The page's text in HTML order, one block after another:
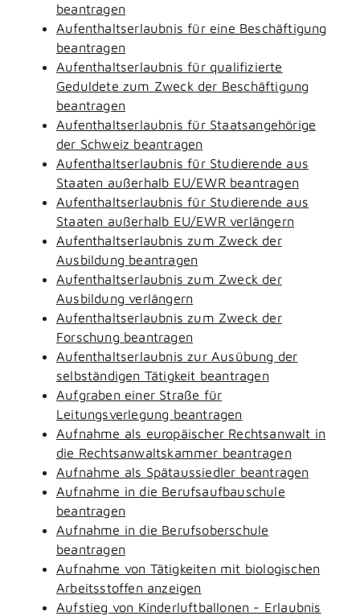
beantragen
Aufenthaltserlaubnis für eine Beschäftigung
beantragen
Aufenthaltserlaubnis für qualifizierte
Geduldete zum Zweck der Beschäftigung
beantragen
Aufenthaltserlaubnis für Staatsangehörige
der Schweiz beantragen
Aufenthaltserlaubnis für Studierende aus
Staaten außerhalb EU/EWR beantragen
Aufenthaltserlaubnis für Studierende aus
Staaten außerhalb EU/EWR verlängern
Aufenthaltserlaubnis zum Zweck der
Ausbildung beantragen
Aufenthaltserlaubnis zum Zweck der
Ausbildung verlängern
Aufenthaltserlaubnis zum Zweck der
Forschung beantragen
Aufenthaltserlaubnis zur Ausübung der
selbständigen Tätigkeit beantragen
Aufgraben einer Straße für
Leitungsverlegung beantragen
Aufnahme als europäischer Rechtsanwalt in
die Rechtsanwaltskammer beantragen
Aufnahme als Spätaussiedler beantragen
Aufnahme in die Berufsaufbauschule
beantragen
Aufnahme in die Berufsoberschule
beantragen
Aufnahme von Tätigkeiten mit biologischen
Arbeitsstoffen anzeigen
Aufstieg von Kinderluftballonen - Erlaubnis